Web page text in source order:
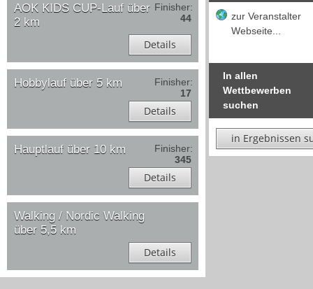
AOK KIDS CUP-Lauf über
2 km
Finisher:
44
Details
Hobbylauf über 5 km
Finisher:
17
Details
Hauptlauf über 10 km
Finisher:
345
Details
Walking / Nordic Walking
über 5,5 km
Details
zur Veranstalter
Webseite...
In allen
Wettbewerben
suchen
in Ergebnissen